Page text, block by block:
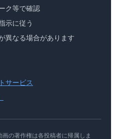
ク等で確認
示に従う
異なる場合があります
サービス
の著作権は各投稿者に帰属しま